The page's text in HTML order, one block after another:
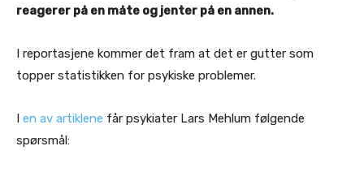
reagerer på en måte og jenter på en annen.
I reportasjene kommer det fram at det er gutter som
topper statistikken for psykiske problemer.
I en av artiklene får psykiater Lars Mehlum følgende
spørsmål: